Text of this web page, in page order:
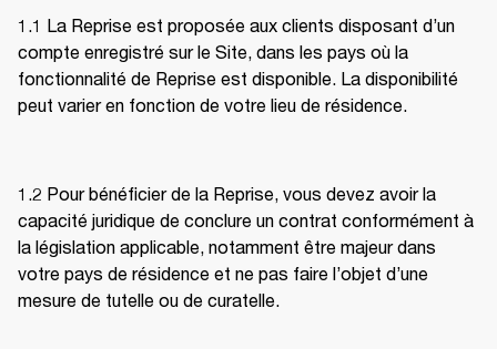
1.1 La Reprise est proposée aux clients disposant d’un
compte enregistré sur le Site, dans les pays où la
fonctionnalité de Reprise est disponible. La disponibilité
peut varier en fonction de votre lieu de résidence.
1.2 Pour bénéficier de la Reprise, vous devez avoir la
capacité juridique de conclure un contrat conformément à
la législation applicable, notamment être majeur dans
votre pays de résidence et ne pas faire l’objet d’une
mesure de tutelle ou de curatelle.